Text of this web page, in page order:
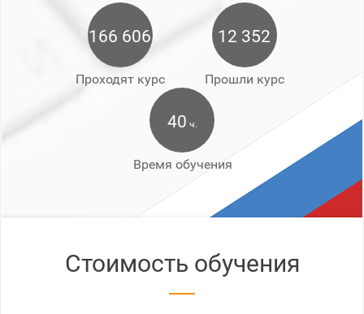
166 606
Проходят курс
12 352
Прошли курс
40 ч.
Время обучения
Стоимость обучения